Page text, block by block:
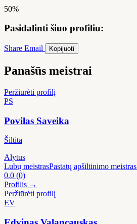
50%
Pasidalinti šiuo profiliu:
Share Email Kopijuoti
Panašūs meistrai
Peržiūrėti profilį
PS
Povilas Saveika
Šiltita
Alytus
Lubų meistrasPastatų apšiltinimo meistras
0.0 (0)
Profilis →
Peržiūrėti profilį
EV